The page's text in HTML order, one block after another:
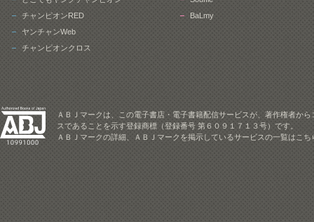
チャンピオンRED
ヤンチャンWeb
チャンピオンクロス
BaLmy
ＡＢＪマークは、この電子書店・電子書籍配信サービスが、著作権者か
スであることを示す登録商標（登録番号 第６０９１７１３号）です。
ＡＢＪマークの詳細、ＡＢＪマークを掲示しているサービスの一覧はこ